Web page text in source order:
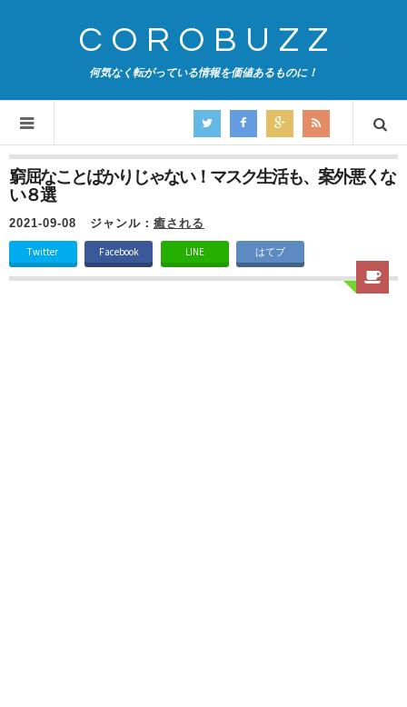
COROBUZZ
何気なく転がっている情報を価値あるものに！
窮屈なことばかりじゃない！マスク生活も、案外悪くな
い８選
2021-09-08 ジャンル： 癒される
Twitter Facebook LINE はてブ